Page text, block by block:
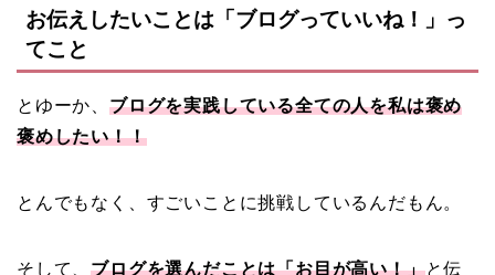
お伝えしたいことは「ブログっていいね！」っ
てこと
とゆーか、 ブログを実践している全ての人を私は褒め
褒めしたい！！
とんでもなく、すごいことに挑戦しているんだもん。
そして、ブログを選んだことは「お目が高い！」と伝